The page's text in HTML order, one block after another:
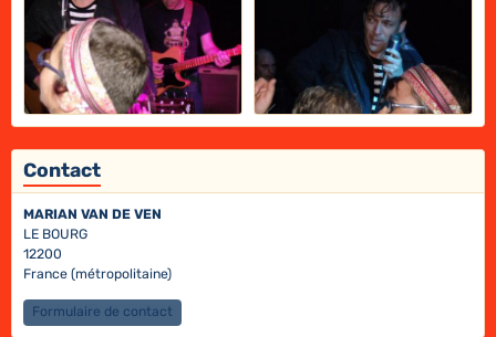
Contact
MARIAN VAN DE VEN
LE BOURG
12200
France (métropolitaine)
Formulaire de contact